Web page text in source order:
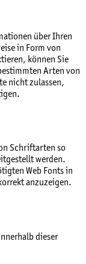
über Ihren
in Form von
können Sie
Arten von
nicht zulassen,
Schriftarten so
werden.
Web Fonts in
anzuzeigen.
dieser